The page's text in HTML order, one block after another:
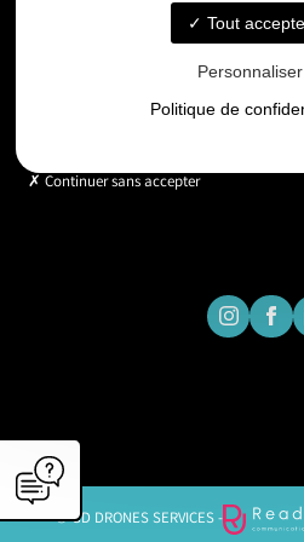
Horaires
Lundi -
© GD DRONES SERVICES -
Tout
Personnaliser
Politique de
Continuer sans accepter